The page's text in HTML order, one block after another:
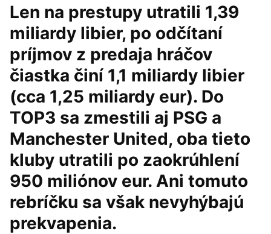
Len na prestupy utratili 1,39
miliardy libier, po odčítaní
príjmov z predaja hráčov
čiastka činí 1,1 miliardy libier
(cca 1,25 miliardy eur). Do
TOP3 sa zmestili aj PSG a
Manchester United, oba tieto
kluby utratili po zaokrúhlení
950 miliónov eur. Ani tomuto
rebríčku sa však nevyhýbajú
prekvapenia.